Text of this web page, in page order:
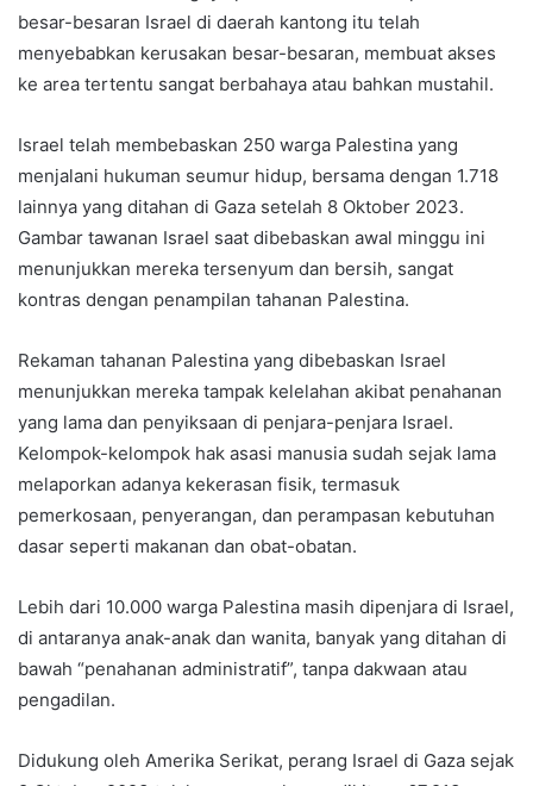
besar-besaran Israel di daerah kantong itu telah
menyebabkan kerusakan besar-besaran, membuat akses
ke area tertentu sangat berbahaya atau bahkan mustahil.
Israel telah membebaskan 250 warga Palestina yang
menjalani hukuman seumur hidup, bersama dengan 1.718
lainnya yang ditahan di Gaza setelah 8 Oktober 2023.
Gambar tawanan Israel saat dibebaskan awal minggu ini
menunjukkan mereka tersenyum dan bersih, sangat
kontras dengan penampilan tahanan Palestina.
Rekaman tahanan Palestina yang dibebaskan Israel
menunjukkan mereka tampak kelelahan akibat penahanan
yang lama dan penyiksaan di penjara-penjara Israel.
Kelompok-kelompok hak asasi manusia sudah sejak lama
melaporkan adanya kekerasan fisik, termasuk
pemerkosaan, penyerangan, dan perampasan kebutuhan
dasar seperti makanan dan obat-obatan.
Lebih dari 10.000 warga Palestina masih dipenjara di Israel,
di antaranya anak-anak dan wanita, banyak yang ditahan di
bawah “penahanan administratif”, tanpa dakwaan atau
pengadilan.
Didukung oleh Amerika Serikat, perang Israel di Gaza sejak